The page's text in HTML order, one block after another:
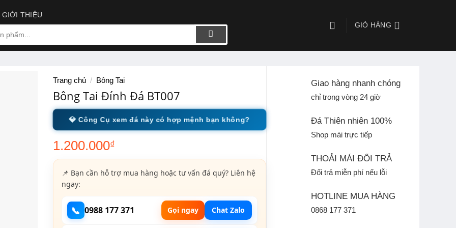
GIỚI THIỆU
GIỎ HÀNG
Giao hàng nhanh chóng
chỉ trong vòng 24 giờ
Đá Thiên nhiên 100%
Shop mài trực tiếp
THOẢI MÁI ĐỔI TRẢ
Đổi trả miễn phí nếu lỗi
HOTLINE MUA HÀNG
0868 177 371
Trang chủ / Bông Tai
Bông Tai Đính Đá BT007
💎 Công Cụ xem đá này có hợp mệnh bạn không?
1.200.000₫
📌 Bạn cần hỗ trợ mua hàng hoặc tư vấn đá quý? Liên hệ
ngay:
📞 0988 177 371 Gọi ngay Chat Zalo